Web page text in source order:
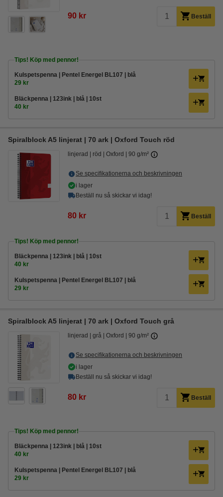
90 kr Beställ
Tips! Köp med pennor!
Kulspetspenna | Pentel Energel BL107 | blå
29 kr
Bläckpenna | 123ink | blå | 10st
40 kr
Spiralblock A5 linjerat | 70 ark | Oxford Touch röd
linjerad röd Oxford 90 g/m²
Se specifikationerna och beskrivningen
i lager
Beställ nu så skickar vi idag!
80 kr Beställ
Tips! Köp med pennor!
Bläckpenna | 123ink | blå | 10st
40 kr
Kulspetspenna | Pentel Energel BL107 | blå
29 kr
Spiralblock A5 linjerat | 70 ark | Oxford Touch grå
linjerad grå Oxford 90 g/m²
Se specifikationerna och beskrivningen
i lager
Beställ nu så skickar vi idag!
80 kr Beställ
Tips! Köp med pennor!
Bläckpenna | 123ink | blå | 10st
40 kr
Kulspetspenna | Pentel Energel BL107 | blå
29 kr